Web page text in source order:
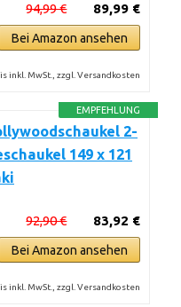
89,99 €
94,99 €
Bei Amazon ansehen
inkl. MwSt., zzgl. Versandkosten
EMPFEHLUNG
2-
149 x 121
83,92 €
92,90 €
Bei Amazon ansehen
inkl. MwSt., zzgl. Versandkosten